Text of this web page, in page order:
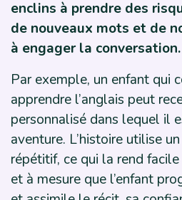
enclins à prendre des
de nouveaux mots et de
à engager la conversation.
Par exemple, un enfant qui
apprendre l’anglais peut
personnalisé dans lequel il
aventure. L’histoire utilise
répétitif, ce qui la rend
et à mesure que l’enfant